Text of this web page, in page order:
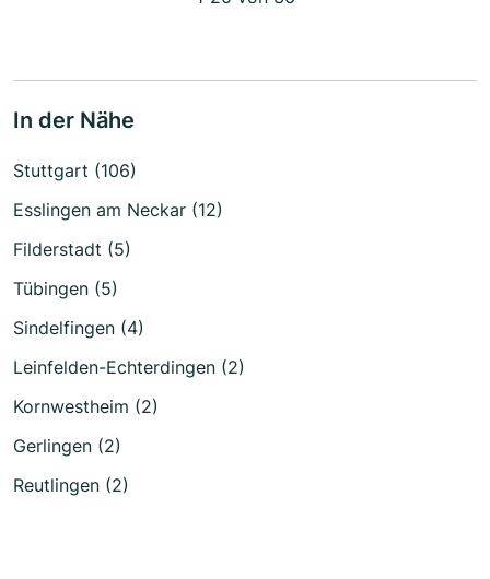
In der Nähe
Stuttgart (106)
Esslingen am Neckar (12)
Filderstadt (5)
Tübingen (5)
Sindelfingen (4)
Leinfelden-Echterdingen (2)
Kornwestheim (2)
Gerlingen (2)
Reutlingen (2)